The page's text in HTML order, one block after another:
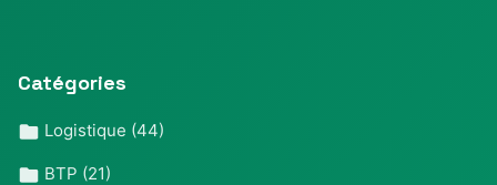
Catégories
Logistique (44)
BTP (21)